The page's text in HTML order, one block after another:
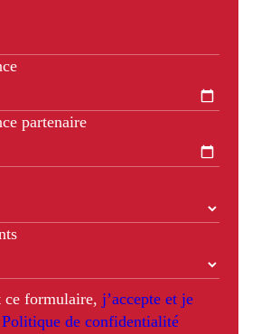
partenaire
ce formulaire, j’accepte et je
de confidentialité